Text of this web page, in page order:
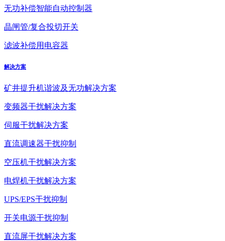
无功补偿智能自动控制器
晶闸管/复合投切开关
滤波补偿用电容器
解决方案
矿井提升机谐波及无功解决方案
变频器干扰解决方案
伺服干扰解决方案
直流调速器干扰抑制
空压机干扰解决方案
电焊机干扰解决方案
UPS/EPS干扰抑制
开关电源干扰抑制
直流屏干扰解决方案